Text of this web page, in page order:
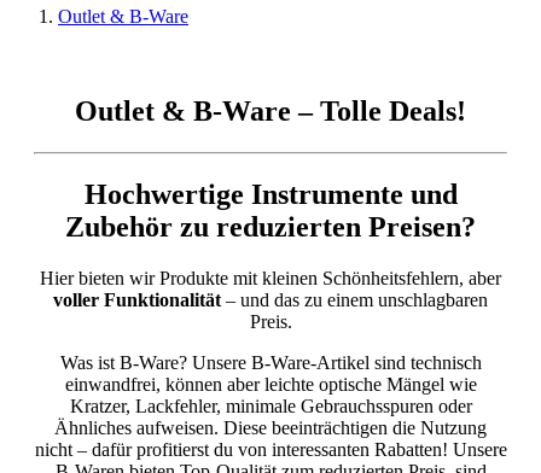
Outlet & B-Ware
Outlet & B-Ware – Tolle Deals!
Hochwertige Instrumente und
Zubehör zu reduzierten Preisen?
Hier bieten wir Produkte mit kleinen Schönheitsfehlern, aber
voller Funktionalität – und das zu einem unschlagbaren
Preis.
Was ist B-Ware? Unsere B-Ware-Artikel sind technisch
einwandfrei, können aber leichte optische Mängel wie
Kratzer, Lackfehler, minimale Gebrauchsspuren oder
Ähnliches aufweisen. Diese beeinträchtigen die Nutzung
nicht – dafür profitierst du von interessanten Rabatten! Unsere